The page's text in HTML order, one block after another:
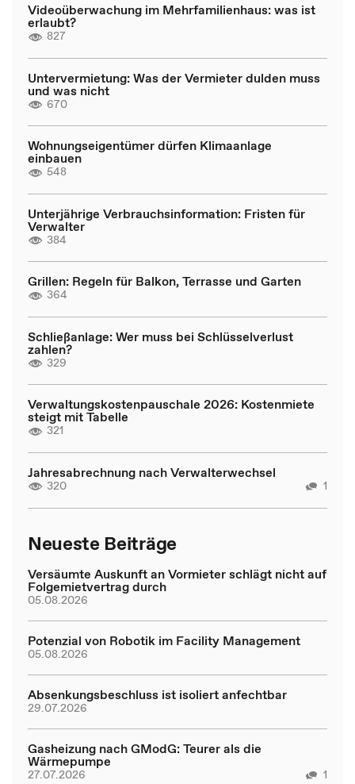
Videoüberwachung im Mehrfamilienhaus: was ist
erlaubt?
827
Untervermietung: Was der Vermieter dulden muss
und was nicht
670
Wohnungseigentümer dürfen Klimaanlage
einbauen
548
Unterjährige Verbrauchsinformation: Fristen für
Verwalter
384
Grillen: Regeln für Balkon, Terrasse und Garten
364
Schließanlage: Wer muss bei Schlüsselverlust
zahlen?
329
Verwaltungskostenpauschale 2026: Kostenmiete
steigt mit Tabelle
321
Jahresabrechnung nach Verwalterwechsel
320 1
Neueste Beiträge
Versäumte Auskunft an Vormieter schlägt nicht auf
Folgemietvertrag durch
05.08.2026
Potenzial von Robotik im Facility Management
05.08.2026
Absenkungsbeschluss ist isoliert anfechtbar
29.07.2026
Gasheizung nach GModG: Teurer als die
Wärmepumpe
27.07.2026 1